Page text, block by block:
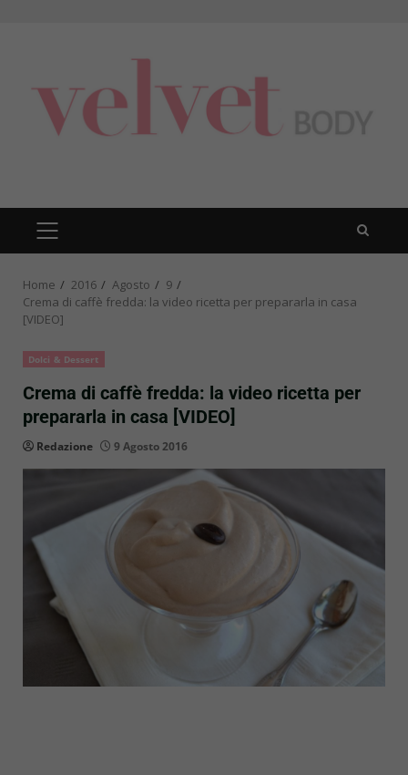
PRIMARY
MENU
Home 2016 Agosto
9
Crema di caffè fredda: la video ricetta per prepararla in casa
[VIDEO]
Dolci & Dessert
Crema di caffè fredda: la video ricetta per
prepararla in casa [VIDEO]
Redazione 9 Agosto 2016